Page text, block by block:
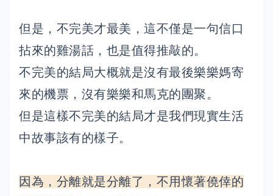
但是，不完美才最美，這不僅是一句信口
拈來的雞湯話，也是值得推敲的。
不完美的結局大概就是沒有最後樂樂媽寄
來的機票，沒有樂樂和馬克的團聚。
但是這樣不完美的結局才是我們現實生活
中故事該有的樣子。
因為，分離就是分離了，不用懷著僥倖的